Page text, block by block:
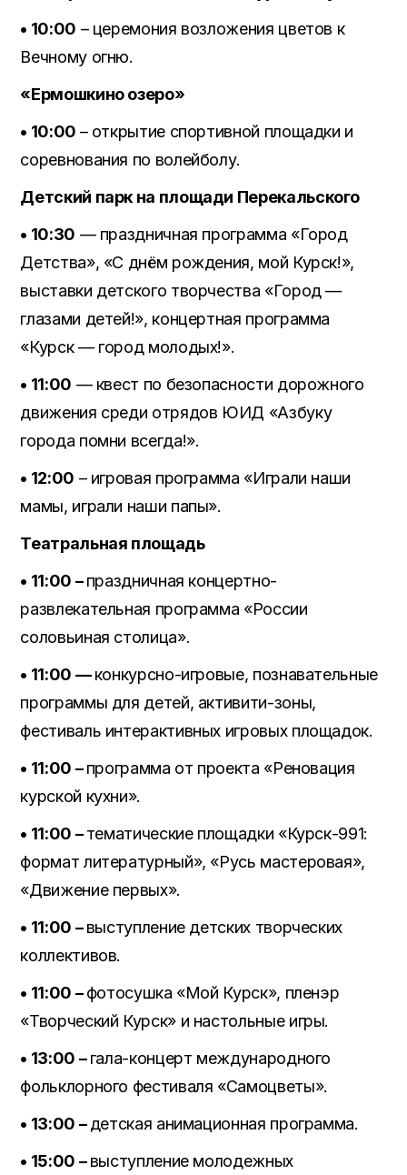
• 10:00 – церемония возложения цветов к
Вечному огню.
«Ермошкино озеро»
• 10:00 – открытие спортивной площадки и
соревнования по волейболу.
Детский парк на площади Перекальского
• 10:30 — праздничная программа «Город
Детства», «С днём рождения, мой Курск!»,
выставки детского творчества «Город —
глазами детей!», концертная программа
«Курск — город молодых!».
• 11:00 — квест по безопасности дорожного
движения среди отрядов ЮИД «Азбуку
города помни всегда!».
• 12:00 – игровая программа «Играли наши
мамы, играли наши папы».
Театральная площадь
• 11:00 –праздничная концертно-
развлекательная программа «России
соловьиная столица».
• 11:00 —конкурсно-игровые, познавательные
программы для детей, активити-зоны,
фестиваль интерактивных игровых площадок.
• 11:00 –программа от проекта «Реновация
курской кухни».
• 11:00 –тематические площадки «Курск-991:
формат литературный», «Русь мастеровая»,
«Движение первых».
• 11:00 –выступление детских творческих
коллективов.
• 11:00 –фотосушка «Мой Курск», пленэр
«Творческий Курск» и настольные игры.
• 13:00 –гала-концерт международного
фольклорного фестиваля «Самоцветы».
• 13:00 –детская анимационная программа.
• 15:00 –выступление молодежных